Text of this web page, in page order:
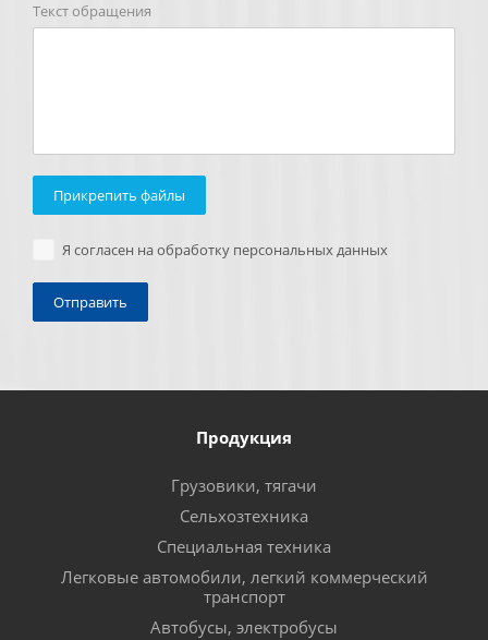
Текст обращения
Прикрепить файлы
Я согласен на обработку персональных данных
Продукция
Грузовики, тягачи
Сельхозтехника
Специальная техника
Легковые автомобили, легкий коммерческий
транспорт
Автобусы, электробусы